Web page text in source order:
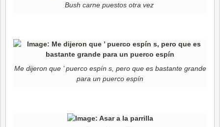
Bush carne puestos otra vez
Me dijeron que ’ puerco espín s, pero que es bastante grande
para un puerco espín